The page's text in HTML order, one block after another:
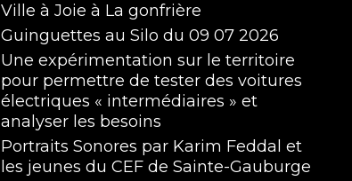
Ville à Joie à La gonfrière
Guinguettes au Silo du 09 07 2026
Une expérimentation sur le territoire
pour permettre de tester des voitures
électriques « intermédiaires » et
analyser les besoins
Portraits Sonores par Karim Feddal et
les jeunes du CEF de Sainte-Gauburge